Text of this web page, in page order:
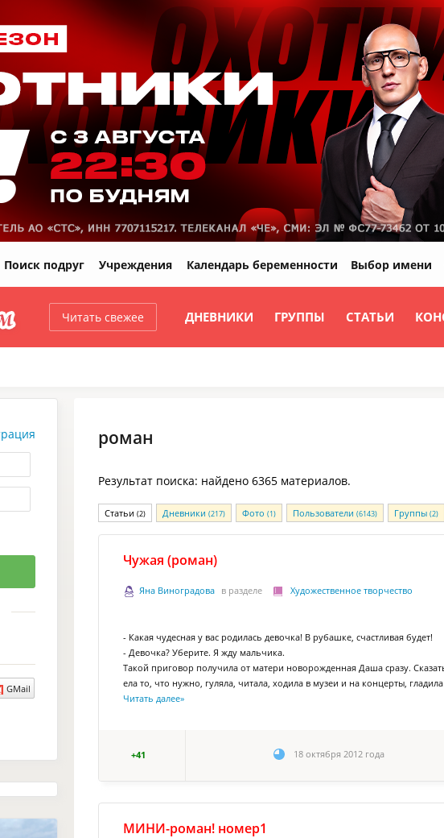
Читать свежее ДНЕВНИКИ ГРУППЫ СТАТЬИ
Поиск подруг Учреждения Календарь беременности Выбор имени
роман
Результат поиска: найдено 6365 материалов.
Статьи (2) Дневники (217) Фото (1) Пользователи (6143) Группы (2)
Чужая (роман)
Яна Виноградова в разделе Художественное творчество
- Какая чудесная у вас родилась девочка! В рубашке, счастливая будет!
- Девочка? Уберите. Я жду мальчика.
Такой приговор получила от матери новорожденная Даша сразу.
ела то, что нужно, гуляла, читала, ходила в музеи и на концерты,
Читать далее»
+41 18 октября 2012 года
МИНИ-роман! номер1
GMail